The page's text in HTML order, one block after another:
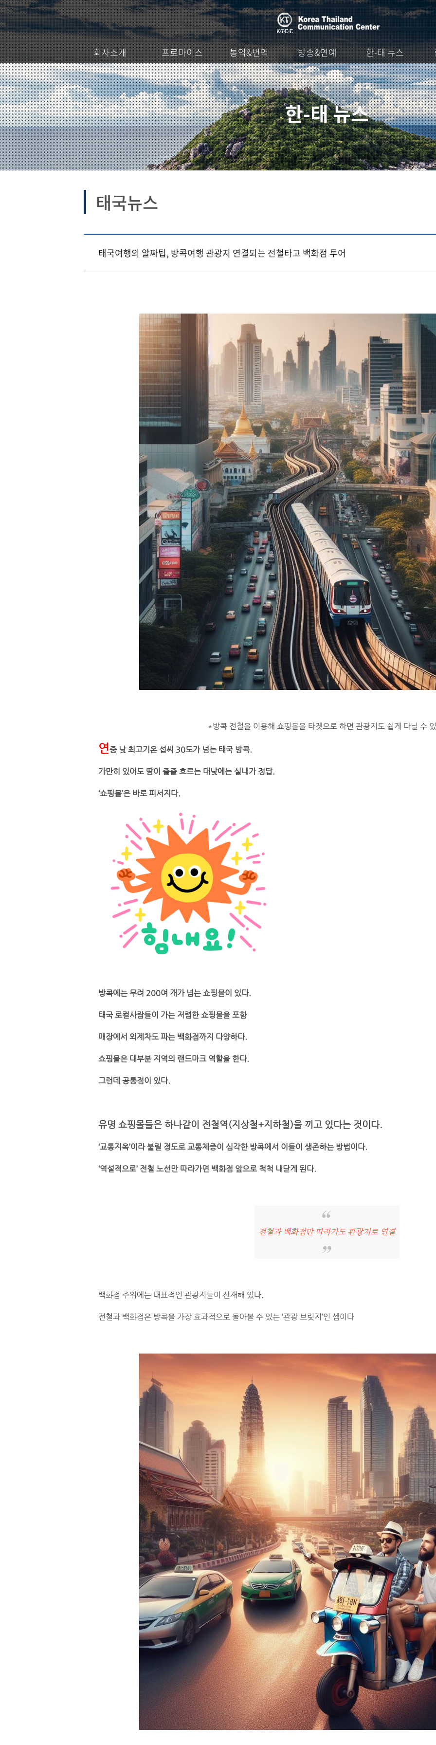
회사소개 프로마이스 통역&번역 방송&연예 한-태 뉴스
한-태 뉴스
태국뉴스
태국여행의 알짜팁, 방콕여행 관광지 연결되는 전철타고 백화점 투어
*방콕 전철을 이용해 쇼핑몰을 타겟으로 하면 관광지도 쉽게 다닐 수
연중 낮 최고기온 섭씨 30도가 넘는 태국 방콕.
가만히 있어도 땀이 줄줄 흐르는 대낮에는 실내가 정답.
‘쇼핑몰’은 바로 피서지다.
방콕에는 무려 200여 개가 넘는 쇼핑몰이 있다.
태국 로컬사람들이 가는 저렴한 쇼핑몰을 포함
매장에서 외제차도 파는 백화점까지 다양하다.
쇼핑몰은 대부분 지역의 랜드마크 역할을 한다.
그런데 공통점이 있다.
유명 쇼핑몰들은 하나같이 전철역(지상철+지하철)을 끼고 있다는 것이다.
‘교통지옥’이라 불릴 정도로 교통체증이 심각한 방콕에서 이들이 생존하는 방법이다.
‘역설적으로’ 전철 노선만 따라가면 백화점 앞으로 척척 내닫게 된다.
백화점 주위에는 대표적인 관광지들이 산재해 있다.
전철과 백화점은 방콕을 가장 효과적으로 돌아볼 수 있는 ‘관광 브릿지’인 셈이다